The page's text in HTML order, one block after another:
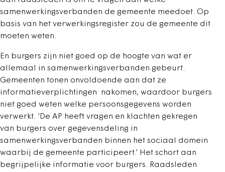
samenwerkingsverbanden de gemeente meedoet. Op
basis van het verwerkingsregister zou de gemeente dit
moeten weten.
En burgers zijn niet goed op de hoogte van wat er
allemaal in samenwerkingsverbanden gebeurt.
Gemeenten tonen onvoldoende aan dat ze
informatieverplichtingen nakomen, waardoor burgers
niet goed weten welke persoonsgegevens worden
verwerkt. ‘De AP heeft vragen en klachten gekregen
van burgers over gegevensdeling in
samenwerkingsverbanden binnen het sociaal domein
waarbij de gemeente participeert.’ Het schort aan
begrijpelijke informatie voor burgers. Raadsleden